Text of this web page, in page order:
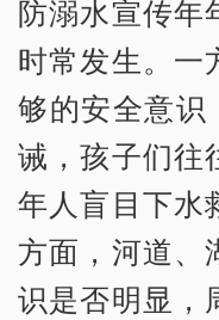
防溺水宣传年
时常发生。一
够的安全意识
诫，孩子们往
年人盲目下水
方面，河道、
识是否明显，